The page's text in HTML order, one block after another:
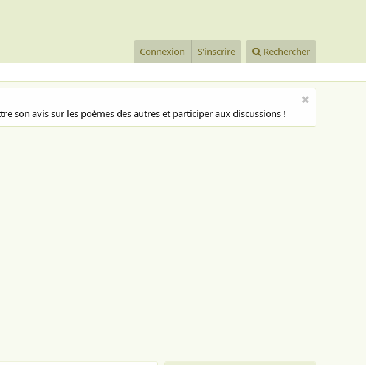
Connexion S'inscrire Rechercher
son avis sur les poèmes des autres et participer aux discussions !